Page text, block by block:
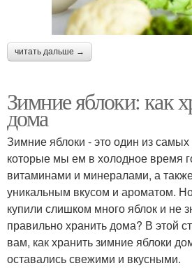
читать дальше →
Зимние яблоки: как
дома
Зимние яблоки - это один из
которые мы ем в холодное время
витаминами и минералами, а
уникальным вкусом и ароматом.
купили слишком много яблок и не
правильно хранить дома? В этой
вам, как хранить зимние яблоки
оставались свежими и вкусными.